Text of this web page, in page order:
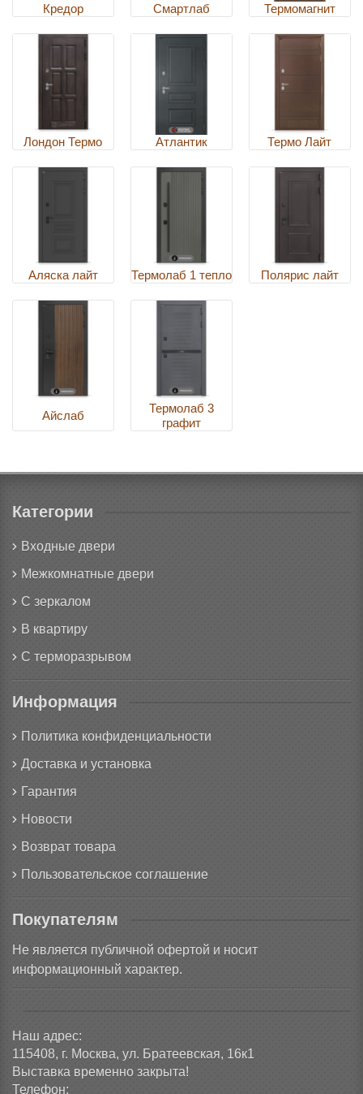
Кредор Смартлаб Термомагнит
Лондон Термо Атлантик Термо Лайт
Аляска лайт Термолаб 1 тепло Полярис лайт
Айслаб
Термолаб 3
графит
Категории
Входные двери
Межкомнатные двери
С зеркалом
В квартиру
С терморазрывом
Информация
Политика конфиденциальности
Доставка и установка
Гарантия
Новости
Возврат товара
Пользовательское соглашение
Покупателям
Не является публичной офертой и носит
информационный характер.
Наш адрес:
115408, г. Москва, ул. Братеевская, 16к1
Выставка временно закрыта!
Телефон: